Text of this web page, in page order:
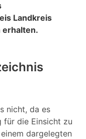
Landkreis
erhalten.
nicht, da es
für die Einsicht zu
dargelegten